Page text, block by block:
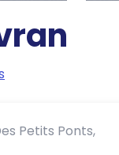
Petits Ponts,